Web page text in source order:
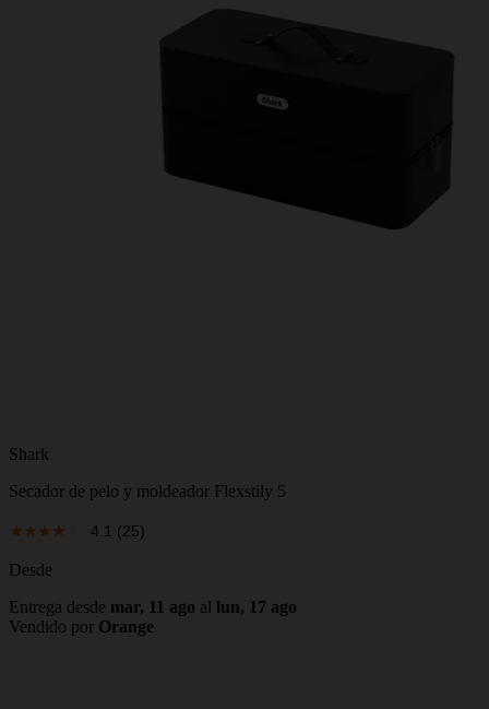
Shark
Secador de pelo y moldeador Flexstily 5
4.1 (25)
Desde
Entrega desde mar, 11 ago al lun, 17 ago
Vendido por Orange